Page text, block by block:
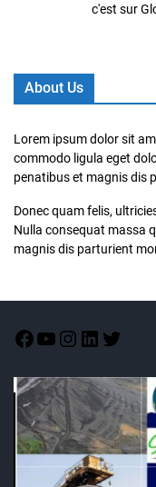
c'est sur
About Us
Lorem ipsum dolor sit
commodo ligula eget
penatibus et magnis dis
Donec quam felis,
Nulla consequat massa
magnis dis parturient